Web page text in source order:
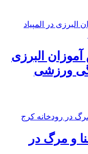
البرزی
ورزشی
و مرگ در